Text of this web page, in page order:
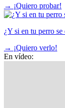
→ ¡Quiero probar!
¿Y si en tu perro
→ ¡Quiero verlo!
En vídeo: